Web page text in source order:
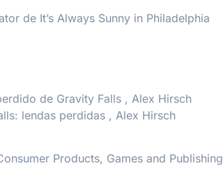
de It’s Always Sunny in Philadelphia
de Gravity Falls , Alex Hirsch
lendas perdidas , Alex Hirsch
Products, Games and Publishing